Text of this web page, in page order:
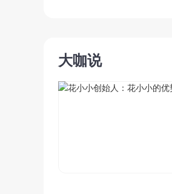
大咖说